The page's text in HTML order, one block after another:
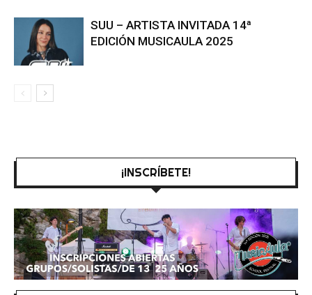
SUU – ARTISTA INVITADA 14ª
EDICIÓN MUSICAULA 2025
¡INSCRÍBETE!